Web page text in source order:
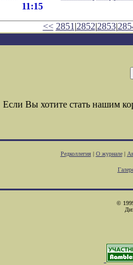
11:15
<< 2851 |2852|2853|
Если Вы хотите стать нашим
Редколлегия| О журнале|
©